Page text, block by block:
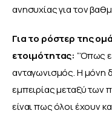
ανησυχίας για τον
Για το ρόστερ της
ετοιμότητας: “Όπως
ανταγωνισμός. Η μόνη
εμπειρίας μεταξύ των
είναι πως όλοι έχουν